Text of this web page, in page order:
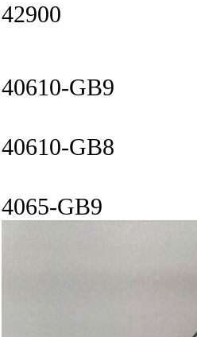
42900
40610-GB9
40610-GB8
4065-GB9